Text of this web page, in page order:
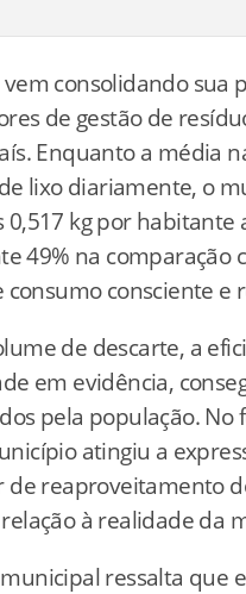
vem consolidando
de gestão de
Enquanto a média
lixo diariamente, o
0,517 kg por
49% na comparação
consumo consciente
de descarte, a
em evidência,
pela população.
atingiu a
de reaproveitamento
à realidade da
ressalta que